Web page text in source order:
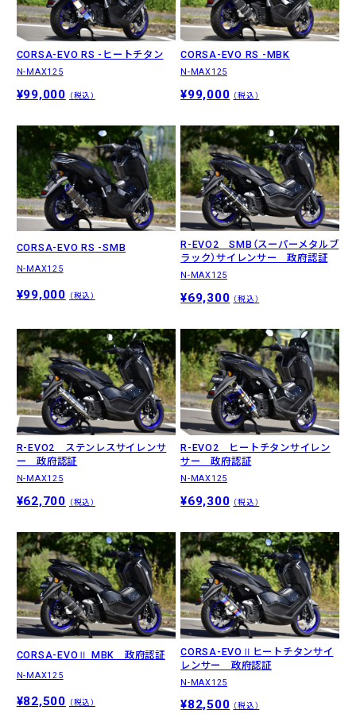
CORSA-EVO RS -ヒートチタン
N-MAX125
¥99,000 （税込）
CORSA-EVO RS -MBK
N-MAX125
¥99,000 （税込）
CORSA-EVO RS -SMB
N-MAX125
¥99,000 （税込）
R-EVO2 SMB（スーパーメタルブ
ラック）サイレンサー 政府認証
N-MAX125
¥69,300 （税込）
R-EVO2 ステンレスサイレンサ
ー 政府認証
N-MAX125
¥62,700 （税込）
R-EVO2 ヒートチタンサイレン
サー 政府認証
N-MAX125
¥69,300 （税込）
CORSA-EVOⅡ MBK 政府認証
N-MAX125
¥82,500 （税込）
CORSA-EVOⅡヒートチタンサイ
レンサー 政府認証
N-MAX125
¥82,500 （税込）